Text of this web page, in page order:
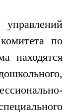
по
находятся